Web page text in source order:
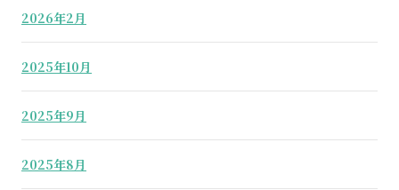
2026年2月
2025年10月
2025年9月
2025年8月